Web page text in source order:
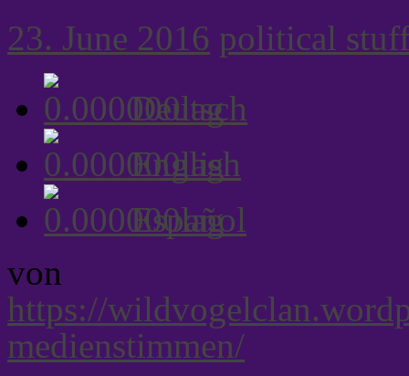
23. June 2016 political
Deutsch
English
Español
von
https://
medienstimmen/